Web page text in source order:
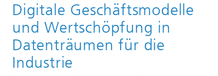
Publikationen
Studien und White Paper
Digitale Geschäftsmodelle
und Wertschöpfung in
Datenträumen für die
Industrie